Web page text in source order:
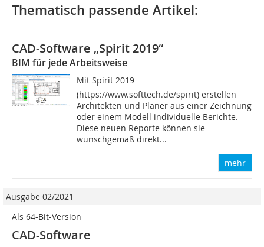
Thematisch passende Artikel:
CAD-Software „Spirit 2019“
BIM für jede Arbeitsweise
Mit Spirit 2019
(https://www.softtech.de/spirit) erstellen
Architekten und Planer aus einer Zeichnung
oder einem Modell individuelle Berichte.
Diese neuen Reporte können sie
wunschgemäß direkt...
mehr
Ausgabe 02/2021
Als 64-Bit-Version
CAD-Software